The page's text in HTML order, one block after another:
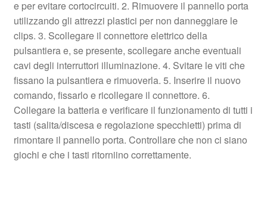
e per evitare cortocircuiti. 2. Rimuovere il pannello porta
utilizzando gli attrezzi plastici per non danneggiare le
clips. 3. Scollegare il connettore elettrico della
pulsantiera e, se presente, scollegare anche eventuali
cavi degli interruttori illuminazione. 4. Svitarе le viti che
fissano la pulsantiera e rimuoverla. 5. Inserire il nuovo
comando, fissarlo e ricollegare il connettore. 6.
Collegare la batteria e verificare il funzionamento di tutti i
tasti (salita/discesa e regolazione specchietti) prima di
rimontare il pannello porta. Controllare che non ci siano
giochi e che i tasti ritorniino correttamente.